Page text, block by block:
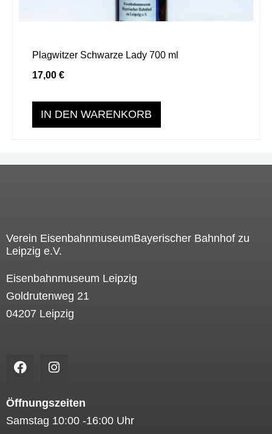
Plagwitzer Schwarze Lady 700 ml
17,00 €
IN DEN WARENKORB
Verein EisenbahnmuseumBayerischer Bahnhof zu
Leipzig e.V.
Eisenbahnmuseum Leipzig
Goldrutenweg 21
04207 Leipzig
F
a
e
b
o
I
n
t
a
g
Öffnungszeiten
Samstag 10:00 -16:00 Uhr